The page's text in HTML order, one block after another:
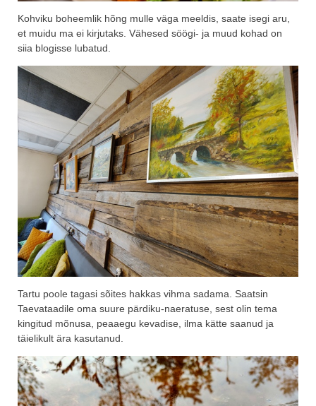
Kohviku boheemlik hõng mulle väga meeldis, saate isegi aru,
et muidu ma ei kirjutaks. Vähesed söögi- ja muud kohad on
siia blogisse lubatud.
Tartu poole tagasi sõites hakkas vihma sadama. Saatsin
Taevataadile oma suure pärdiku-naeratuse, sest olin tema
kingitud mõnusa, peaaegu kevadise, ilma kätte saanud ja
täielikult ära kasutanud.